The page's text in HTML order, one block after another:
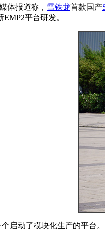
体报道称， 雪铁龙首款国产
EMP2平台研发。
个启动了模块化生产的平台